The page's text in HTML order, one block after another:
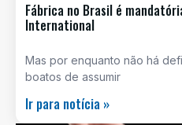
Fábrica no Brasil é
International
Mas por enquanto não há
boatos de assumir
Ir para notícia »